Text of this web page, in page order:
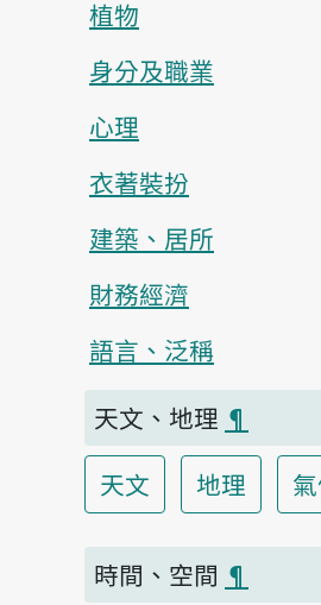
植物
身分及職業
心理
衣著裝扮
建築、居所
財務經濟
語言、泛稱
天文、地理 ¶
天文
地理
時間、空間 ¶